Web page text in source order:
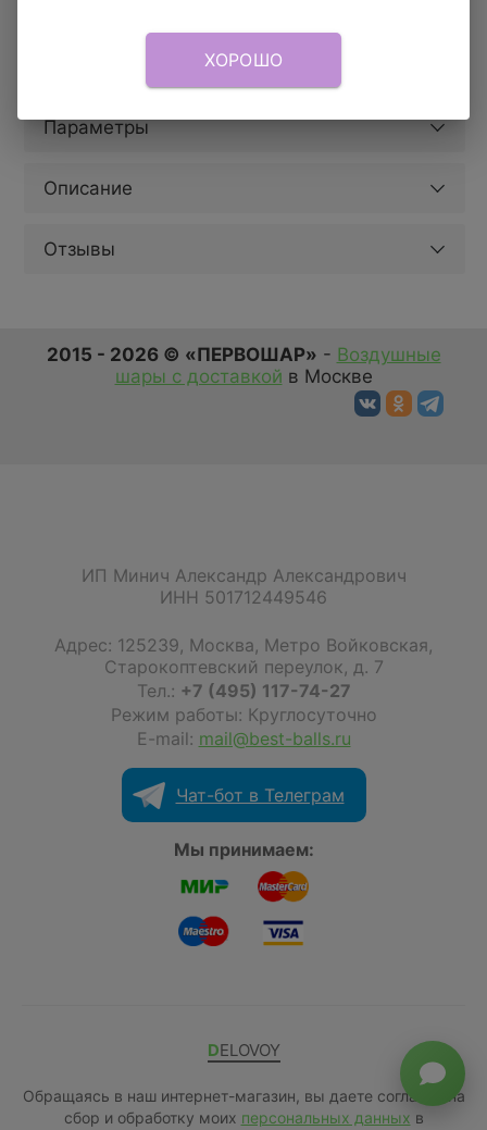
5%
Параметры
Описание
Отзывы
2015 - 2026 © «ПЕРВОШАР» - Воздушные
шары с доставкой в Москве
ИП Минич Александр Александрович
ИНН 501712449546
Адрес: 125239, Москва, Метро Войковская,
Старокоптевский переулок, д. 7
Тел.: +7 (495) 117-74-27
Режим работы: Круглосуточно
E-mail: mail@best-balls.ru
Чат-бот в Телеграм
Мы принимаем:
DELOVOY
Обращаясь в наш интернет-магазин, вы даете согласие на
сбор и обработку моих персональных данных в
ХОРОШО